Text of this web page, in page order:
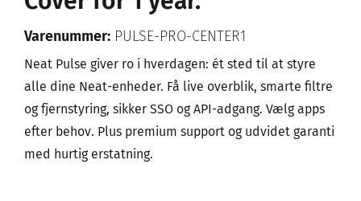
Varenummer: PULSE-PRO-CENTER1
Neat Pulse giver ro i hverdagen: ét sted til at styre
alle dine Neat-enheder. Få live overblik, smarte filtre
og fjernstyring, sikker SSO og API-adgang. Vælg apps
efter behov. Plus premium support og udvidet garanti
med hurtig erstatning.